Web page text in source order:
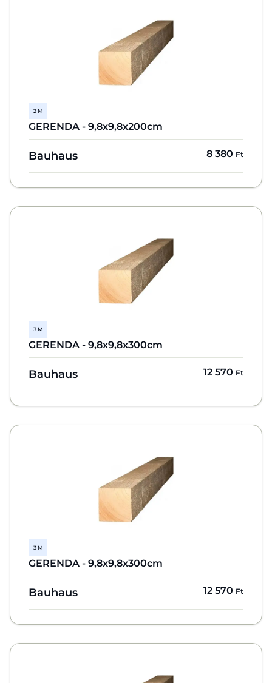
2 M
GERENDA - 9,8x9,8x200cm
Bauhaus 8 380 Ft
3 M
GERENDA - 9,8x9,8x300cm
Bauhaus 12 570 Ft
3 M
GERENDA - 9,8x9,8x300cm
Bauhaus 12 570 Ft